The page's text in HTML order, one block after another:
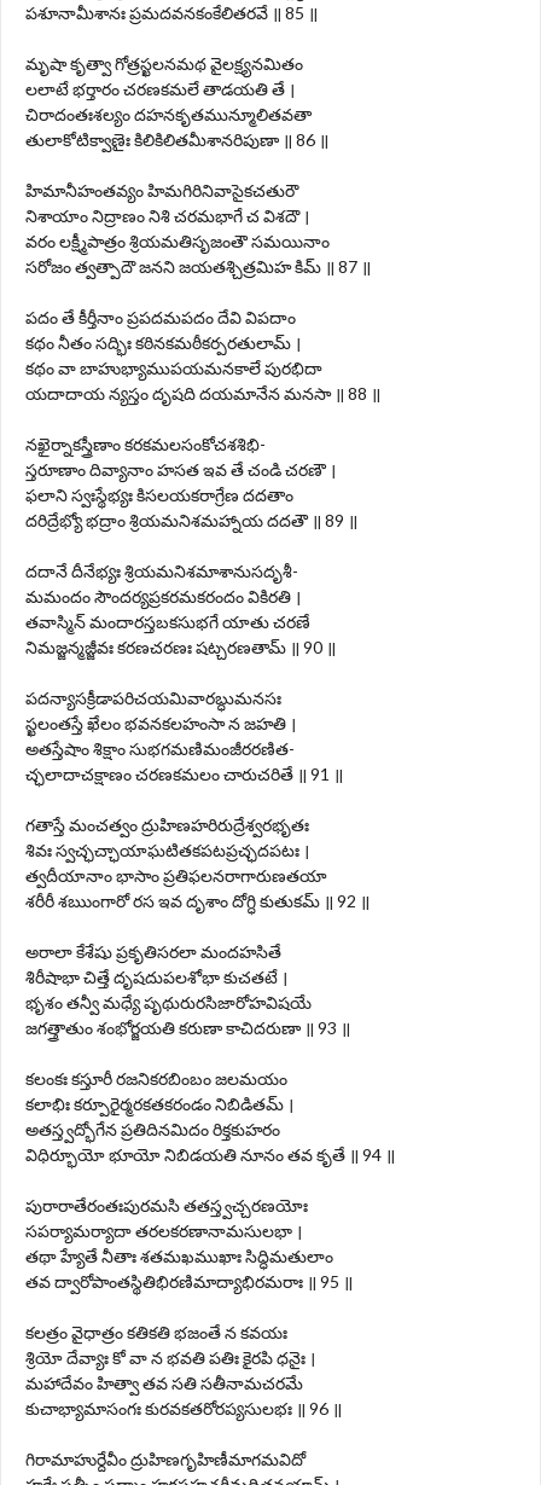
పశూనామీశానః ప్రమదవనకంకేలితరవే ॥ 85 ॥
మృషా కృత్వా గోత్రస్ఖలనమథ వైలక్ష్యనమితం
లలాటే భర్తారం చరణకమలే తాడయతి తే ।
చిరాదంతఃశల్యం దహనకృతమున్మూలితవతా
తులాకోటిక్వాణైః కిలికిలితమీశానరిపుణా ॥ 86 ॥
హిమానీహంతవ్యం హిమగిరినివాసైకచతురౌ
నిశాయాం నిద్రాణం నిశి చరమభాగే చ విశదౌ ।
వరం లక్ష్మీపాత్రం శ్రియమతిసృజంతౌ సమయినాం
సరోజం త్వత్పాదౌ జనని జయతశ్చిత్రమిహ కిమ్ ॥ 87 ॥
పదం తే కీర్తీనాం ప్రపదమపదం దేవి విపదాం
కథం నీతం సద్భిః కఠినకమఠీకర్పరతులామ్ ।
కథం వా బాహుభ్యాముపయమనకాలే పురభిదా
యదాదాయ న్యస్తం దృషది దయమానేన మనసా ॥ 88 ॥
నఖైర్నాకస్త్రీణాం కరకమలసంకోచశశిభి-
స్తరూణాం దివ్యానాం హసత ఇవ తే చండి చరణౌ ।
ఫలాని స్వఃస్థేభ్యః కిసలయకరాగ్రేణ దదతాం
దరిద్రేభ్యో భద్రాం శ్రియమనిశమహ్నాయ దదతౌ ॥ 89 ॥
దదానే దీనేభ్యః శ్రియమనిశమాశానుసదృశీ-
మమందం సౌందర్యప్రకరమకరందం వికిరతి ।
తవాస్మిన్ మందారస్తబకసుభగే యాతు చరణే
నిమజ్జన్మజ్జీవః కరణచరణః షట్చరణతామ్ ॥ 90 ॥
పదన్యాసక్రీడాపరిచయమివారబ్ధుమనసః
స్ఖలంతస్తే ఖేలం భవనకలహంసా న జహతి ।
అతస్తేషాం శిక్షాం సుభగమణిమంజీరరణిత-
చ్ఛలాదాచక్షాణం చరణకమలం చారుచరితే ॥ 91 ॥
గతాస్తే మంచత్వం ద్రుహిణహరిరుద్రేశ్వరభృతః
శివః స్వచ్ఛచ్ఛాయాఘటితకపటప్రచ్ఛదపటః ।
త్వదీయానాం భాసాం ప్రతిఫలనరాగారుణతయా
శరీరీ శ‍ఋంగారో రస ఇవ దృశాం దోగ్ధి కుతుకమ్ ॥ 92 ॥
అరాలా కేశేషు ప్రకృతిసరలా మందహసితే
శిరీషాభా చిత్తే దృషదుపలశోభా కుచతటే ।
భృశం తన్వీ మధ్యే పృథురురసిజారోహవిషయే
జగత్త్రాతుం శంభోర్జయతి కరుణా కాచిదరుణా ॥ 93 ॥
కలంకః కస్తూరీ రజనికరబింబం జలమయం
కలాభిః కర్పూరైర్మరకతకరండం నిబిడితమ్ ।
అతస్త్వద్భోగేన ప్రతిదినమిదం రిక్తకుహరం
విధిర్భూయో భూయో నిబిడయతి నూనం తవ కృతే ॥ 94 ॥
పురారాతేరంతఃపురమసి తతస్త్వచ్చరణయోః
సపర్యామర్యాదా తరలకరణానామసులభా ।
తథా హ్యేతే నీతాః శతమఖముఖాః సిద్ధిమతులాం
తవ ద్వారోపాంతస్థితిభిరణిమాద్యాభిరమరాః ॥ 95 ॥
కలత్రం వైధాత్రం కతికతి భజంతే న కవయః
శ్రియో దేవ్యాః కో వా న భవతి పతిః కైరపి ధనైః ।
మహాదేవం హిత్వా తవ సతి సతీనామచరమే
కుచాభ్యామాసంగః కురవకతరోరప్యసులభః ॥ 96 ॥
గిరామాహుర్దేవీం ద్రుహిణగృహిణీమాగమవిదో